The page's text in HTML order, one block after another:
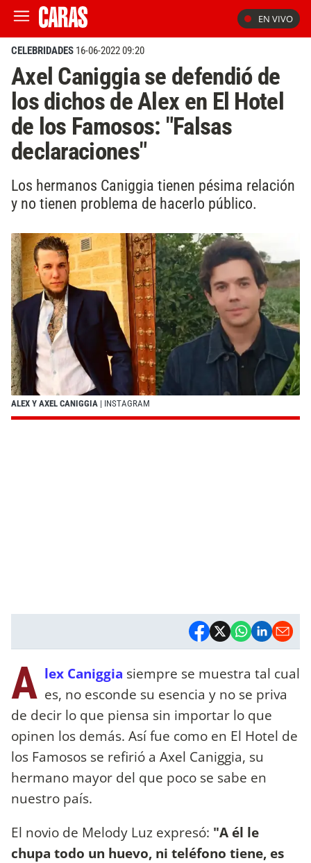
EN VIVO
CELEBRIDADES 16-06-2022 09:20
Axel Caniggia se defendió de
los dichos de Alex en El Hotel
de los Famosos: "Falsas
declaraciones"
Los hermanos Caniggia tienen pésima relación
y no tienen problema de hacerlo público.
ALEX Y AXEL CANIGGIA | INSTAGRAM
A lex Caniggia siempre se muestra tal cual
es, no esconde su esencia y no se priva
de decir lo que piensa sin importar lo que
opinen los demás. Así fue como en El Hotel de
los Famosos se refirió a Axel Caniggia, su
hermano mayor del que poco se sabe en
nuestro país.
El novio de Melody Luz expresó: "A él le
chupa todo un huevo, ni teléfono tiene, es